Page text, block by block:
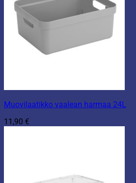
Muovilaatikko vaalean harmaa 24L
11,90 €